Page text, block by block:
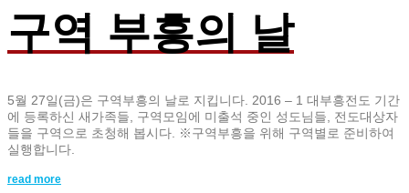
구역 부흥의 날
5월 27일(금)은 구역부흥의 날로 지킵니다. 2016 – 1 대부흥전도 기간
에 등록하신 새가족들, 구역모임에 미출석 중인 성도님들, 전도대상자
들을 구역으로 초청해 봅시다. ※구역부흥을 위해 구역별로 준비하여
실행합니다.
read more